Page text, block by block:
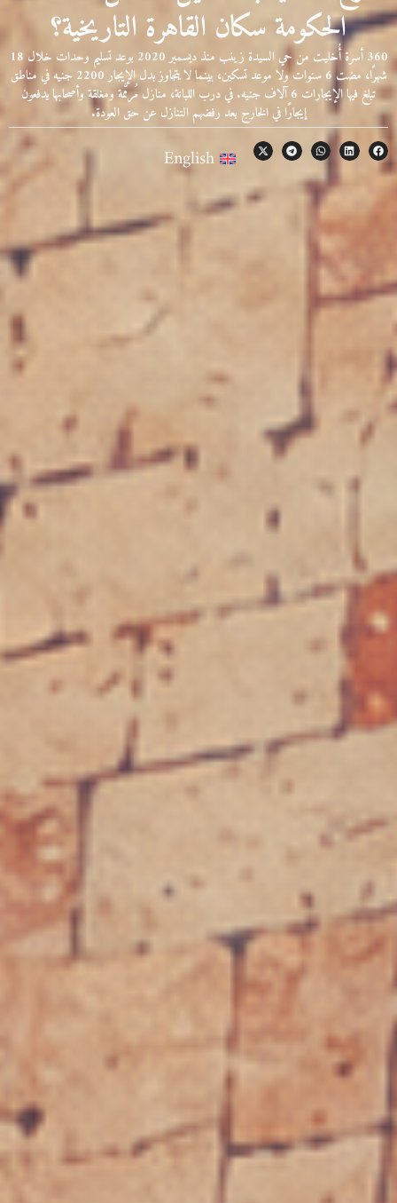
الحكومة سكان القاهرة التاريخية؟
360 أسرة أُخليت من حي السيدة زينب منذ ديسمبر 2020 بوعد تسليم وحدات خلال 18
شهرًا، مضت 6 سنوات ولا موعد تسكين، بينما لا يتجاوز بدل الإيجار 2200 جنيه في مناطق
تبلغ فيها الإيجارات 6 آلاف جنيه. في درب اللبانة، منازل مُرمَّمة ومغلقة وأصحابها يدفعون
إيجارًا في الخارج بعد رفضهم التنازل عن حق العودة.
English